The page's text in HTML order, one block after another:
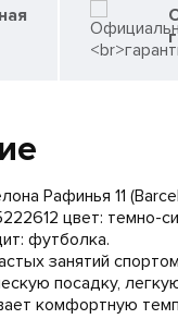
Рафинья 11
цвет: темно-
футболка.
занятий
посадку,
комфортную